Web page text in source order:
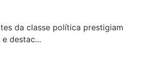
da classe política prestigiam
destac...